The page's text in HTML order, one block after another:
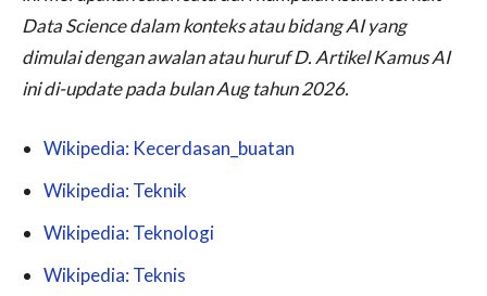
Data Science dalam konteks atau bidang AI yang
dimulai dengan awalan atau huruf D. Artikel Kamus AI
ini di-updatepada bulan Aug tahun 2026.
Wikipedia: Kecerdasan_buatan
Wikipedia: Teknik
Wikipedia: Teknologi
Wikipedia: Teknis